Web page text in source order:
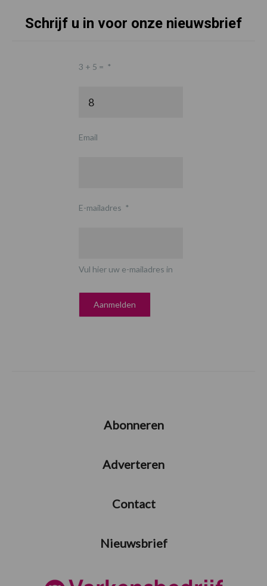
Schrijf u in voor onze nieuwsbrief
3 + 5 = *
Email
E-mailadres *
Vul hier uw e-mailadres in
Abonneren
Adverteren
Contact
Nieuwsbrief